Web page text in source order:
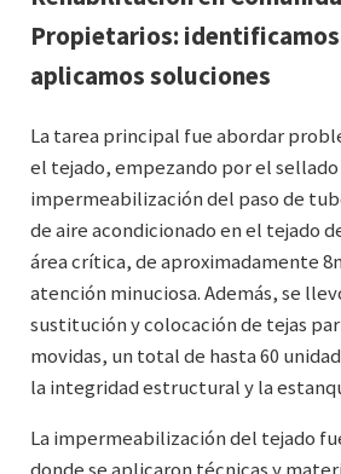
Propietarios:
aplicamos soluciones
La tarea principal fue abordar
el tejado, empezando por el sellado
impermeabilización del paso de
de aire acondicionado en el tejado
área crítica, de aproximadamente
atención minuciosa. Además, se
sustitución y colocación de tejas
movidas, un total de hasta 60
la integridad estructural y la
La impermeabilización del tejado